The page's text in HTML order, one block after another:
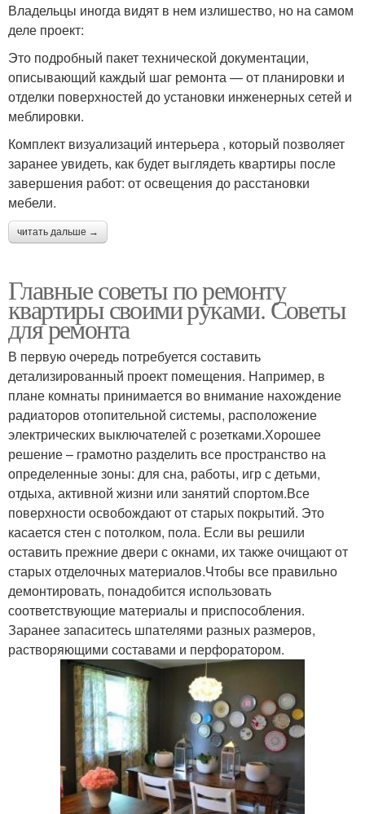
Владельцы иногда видят в нем излишество, но на самом
деле проект:
Это подробный пакет технической документации,
описывающий каждый шаг ремонта — от планировки и
отделки поверхностей до установки инженерных сетей и
меблировки.
Комплект визуализаций интерьера , который позволяет
заранее увидеть, как будет выглядеть квартиры после
завершения работ: от освещения до расстановки
мебели.
читать дальше →
Главные советы по ремонту
квартиры своими руками. Советы
для ремонта
В первую очередь потребуется составить
детализированный проект помещения. Например, в
плане комнаты принимается во внимание нахождение
радиаторов отопительной системы, расположение
электрических выключателей с розетками.Хорошее
решение – грамотно разделить все пространство на
определенные зоны: для сна, работы, игр с детьми,
отдыха, активной жизни или занятий спортом.Все
поверхности освобождают от старых покрытий. Это
касается стен с потолком, пола. Если вы решили
оставить прежние двери с окнами, их также очищают от
старых отделочных материалов.Чтобы все правильно
демонтировать, понадобится использовать
соответствующие материалы и приспособления.
Заранее запаситесь шпателями разных размеров,
растворяющими составами и перфоратором.